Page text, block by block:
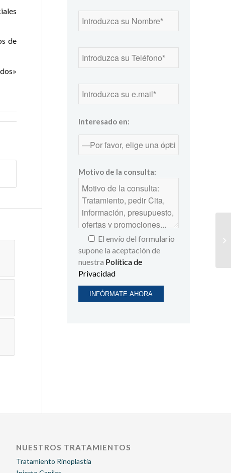
de
Interesado en:
Motivo de la consulta:
El envío del formulario
supone la aceptación de
nuestra Política de
Privacidad
NUESTROS TRATAMIENTOS
Tratamiento Rinoplastia